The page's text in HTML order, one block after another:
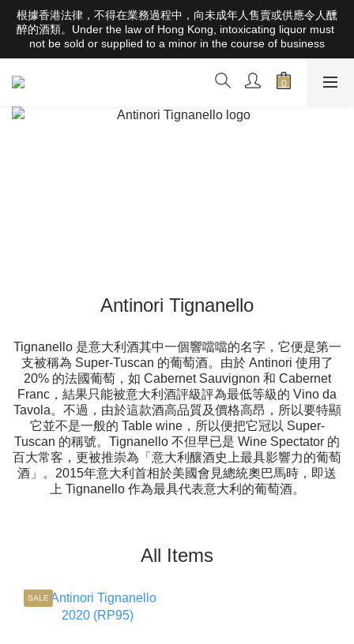
根據香港法律，不得在業務過程中，向未成年人售賣或供應令人醺
醉的酒類。Under the law of Hong Kong, intoxicating liquor must
not be sold or supplied to a minor in the course of business
根據香港法律，不得在業務過程中，向未成年人售賣或供應令人醺
醉的酒類。Under the law of Hong Kong, intoxicating liquor must
not be sold or supplied to a minor in the course of business
全店滿HK$1000 免運費（香港）； HK$2500 免運費（澳門）；
SGD800 免運費（新加坡）；TWD20,000免運費（台灣）；
Antinori Tignanello
Tignanello 是意大利酒其中一個響噹噹的名字，它便是第一
支被稱為 Super-Tuscan 的葡萄酒。由於 Antinori 使用了
20% 的法國葡萄，如 Cabernet Sauvignon 和 Cabernet
Franc，結果只能被意大利酒評級評為最低等級的 Vino da
Tavola。不過，由於這款酒高品質及價格高昂，所以要特顯
它並不是一般的 Table wine，所以便把它冠以 Super-
Tuscan 的稱號。Tignanello 不但早已是 Wine Spectator 的
百大常客，更被推崇為「意大利釀酒史上最具影響力的葡萄
酒」。2015年意大利首相於美國會見總統奧巴馬時，即送
上 Tignanello 作為最具代表意大利的葡萄酒。
All Items
SALE